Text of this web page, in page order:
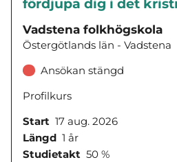
fördjupa dig i det
Vadstena folkhögskola
Östergötlands län - Vadstena
Ansökan stängd
Profilkurs
Start 17 aug. 2026
Längd 1 år
Studietakt 50 %